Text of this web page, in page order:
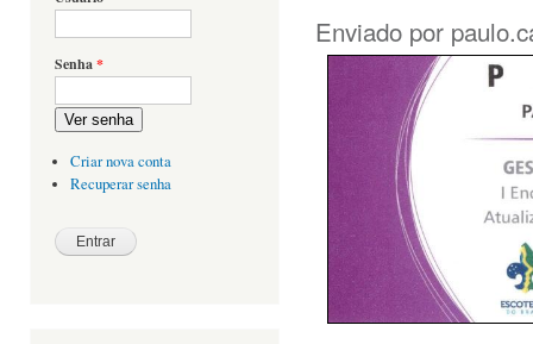
Senha*
Ver senha
Criar nova conta
Recuperar senha
Enviado por